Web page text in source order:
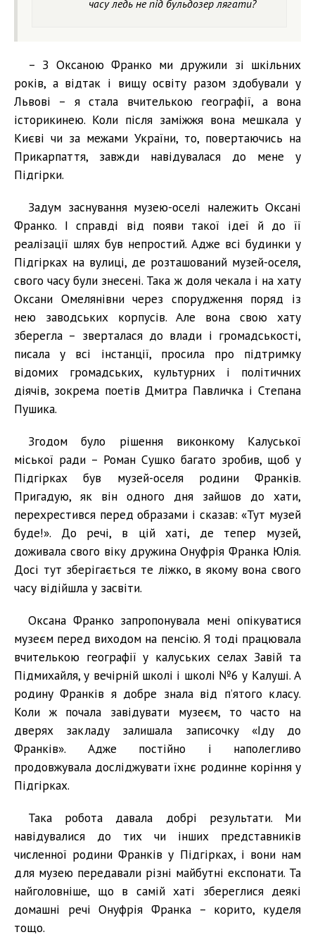
часу ледь не під бульдозер лягати?
– З Оксаною Франко ми дружили зі шкільних
років, а відтак і вищу освіту разом здобували у
Львові – я стала вчителькою географії, а вона
історикинею. Коли після заміжжя вона мешкала у
Києві чи за межами України, то, повертаючись на
Прикарпаття, завжди навідувалася до мене у
Підгірки.
Задум заснування музею-оселі належить Оксані
Франко. І справді від появи такої ідеї й до її
реалізації шлях був непростий. Адже всі будинки у
Підгірках на вулиці, де розташований музей-оселя,
свого часу були знесені. Така ж доля чекала і на хату
Оксани Омелянівни через спорудження поряд із
нею заводських корпусів. Але вона свою хату
зберегла – зверталася до влади і громадськості,
писала у всі інстанції, просила про підтримку
відомих громадських, культурних і політичних
діячів, зокрема поетів Дмитра Павличка і Степана
Пушика.
Згодом було рішення виконкому Калуської
міської ради – Роман Сушко багато зробив, щоб у
Підгірках був музей-оселя родини Франків.
Пригадую, як він одного дня зайшов до хати,
перехрестився перед образами і сказав: «Тут музей
буде!». До речі, в цій хаті, де тепер музей,
доживала свого віку дружина Онуфрія Франка Юлія.
Досі тут зберігається те ліжко, в якому вона свого
часу відійшла у засвіти.
Оксана Франко запропонувала мені опікуватися
музеєм перед виходом на пенсію. Я тоді працювала
вчителькою географії у калуських селах Завій та
Підмихайля, у вечірній школі і школі №6 у Калуші. А
родину Франків я добре знала від п’ятого класу.
Коли ж почала завідувати музеєм, то часто на
дверях закладу залишала записочку «Іду до
Франків». Адже постійно і наполегливо
продовжувала досліджувати їхнє родинне коріння у
Підгірках.
Така робота давала добрі результати. Ми
навідувалися до тих чи інших представників
численної родини Франків у Підгірках, і вони нам
для музею передавали різні майбутні експонати. Та
найголовніше, що в самій хаті збереглися деякі
домашні речі Онуфрія Франка – корито, куделя
тощо.